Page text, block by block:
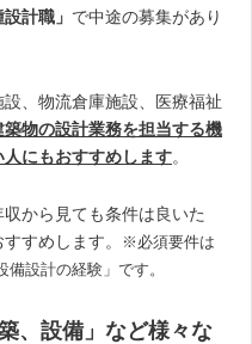
計職」 で中途の募集があり
、物流倉庫施設、医療福祉
築物の設計業務を担当する機
にもおすすめします。
から見ても条件は良いた
すめします。
※必須要件は
備設計の経験」です。
、設備」など様々な